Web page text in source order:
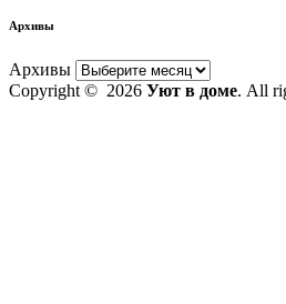
Архивы
Архивы
Copyright © 2026 Уют в доме. All